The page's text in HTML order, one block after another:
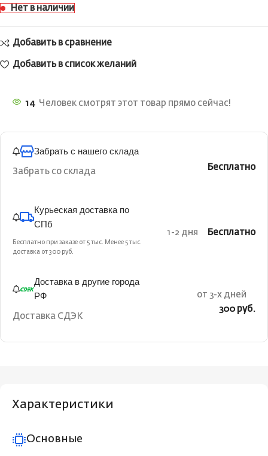
Нет в наличии
Добавить в сравнение
Добавить в список желаний
14 Человек смотрят этот товар прямо сейчас!
Забрать с нашего склада
Забрать со склада Бесплатно
Курьеская доставка по
СПб
Бесплатно при заказе от 5 тыс. Менее 5 тыс.
доставка от 300 руб.
1-2 дня Бесплатно
Доставка в другие города
РФ
Доставка СДЭК
от 3-х дней
300 руб.
Характеристики
Основные